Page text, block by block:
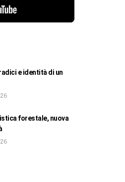
e identità di un
forestale, nuova